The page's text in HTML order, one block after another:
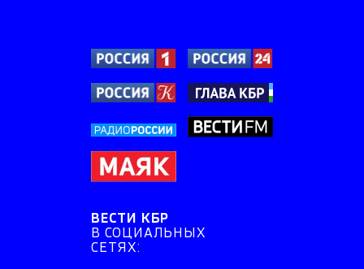
ВЕСТИ КБР
В СОЦИАЛЬНЫХ
СЕТЯХ: